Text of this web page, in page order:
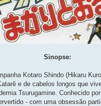
Sinopse:
Kotaro Shindo (Hikaru
e de cabelos longos que
Tsurugamine. Conhecido
- com uma obsessão